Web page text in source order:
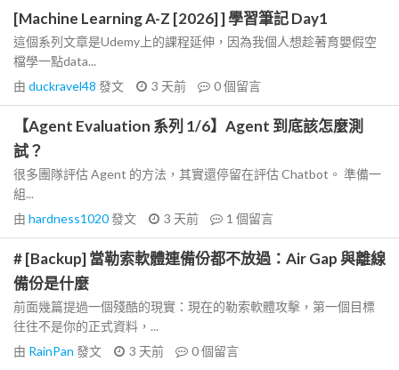
[Machine Learning A-Z [2026] ] 學習筆記 Day1
這個系列文章是Udemy上的課程延伸，因為我個人想趁著育嬰假空
檔學一點data...
由 duckravel48 發文 3 天前 0個留言
【Agent Evaluation 系列 1/6】Agent 到底該怎麼測
試？
很多團隊評估 Agent 的方法，其實還停留在評估 Chatbot。 準備一
組...
由 hardness1020發文 3 天前 1 個留言
# [Backup] 當勒索軟體連備份都不放過：Air Gap 與離線
備份是什麼
前面幾篇提過一個殘酷的現實：現在的勒索軟體攻擊，第一個目標
往往不是你的正式資料，...
由 RainPan 發文 3 天前 0個留言